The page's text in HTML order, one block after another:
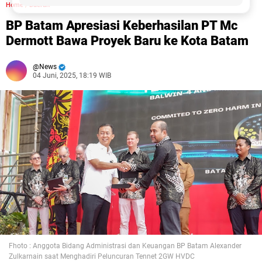
Home / Daerah
BP Batam Apresiasi Keberhasilan PT Mc
Dermott Bawa Proyek Baru ke Kota Batam
News
04 Juni, 2025, 18:19 WIB
Fhoto : Anggota Bidang Administrasi dan Keuangan BP Batam Alexander
Zulkarnain saat Menghadiri Peluncuran Tennet 2GW HVDC